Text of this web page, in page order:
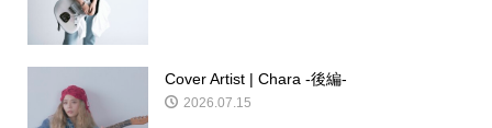
Cover Artist | Chara -後編-
2026.07.15